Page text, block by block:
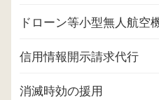
ドローン等小型無人航空
信用情報開示請求代行
消滅時効の援用